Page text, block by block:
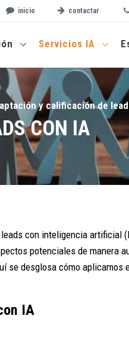
inicio contactar
Servicios IA
y calificación de
CON IA
con inteligencia artificial
potenciales de manera
se desglosa cómo aplicamos
IA